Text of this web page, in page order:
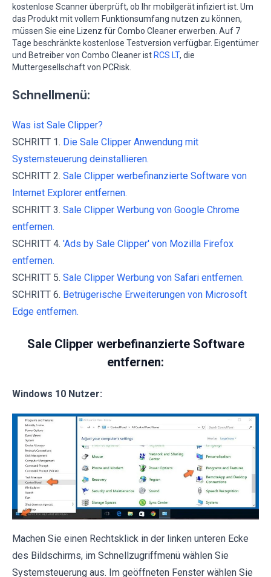
kostenlose Scanner überprüft, ob Ihr mobilgerät infiziert ist. Um
das Produkt mit vollem Funktionsumfang nutzen zu können,
müssen Sie eine Lizenz für Combo Cleaner erwerben. Auf 7
Tage beschränkte kostenlose Testversion verfügbar. Eigentümer
und Betreiber von Combo Cleaner ist RCS LT, die
Muttergesellschaft von PCRisk.
Schnellmenü:
Was ist Sale Clipper?
SCHRITT 1. Die Sale Clipper Anwendung mit
Systemsteuerung deinstallieren.
SCHRITT 2. Sale Clipper werbefinanzierte Software von
Internet Explorer entfernen.
SCHRITT 3. Sale Clipper Werbung von Google Chrome
entfernen.
SCHRITT 4. 'Ads by Sale Clipper' von Mozilla Firefox
entfernen.
SCHRITT 5. Sale Clipper Werbung von Safari entfernen.
SCHRITT 6. Betrügerische Erweiterungen von Microsoft
Edge entfernen.
Sale Clipper werbefinanzierte Software
entfernen:
Windows 10 Nutzer:
Machen Sie einen Rechtsklick in der linken unteren Ecke
des Bildschirms, im Schnellzugriffmenü wählen Sie
Systemsteuerung aus. Im geöffneten Fenster wählen Sie